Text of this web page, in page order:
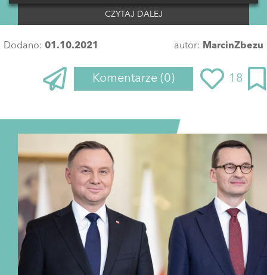
CZYTAJ DALEJ
Dodano: 01.10.2021 autor: MarcinZbezu
Komentarze (0) 18